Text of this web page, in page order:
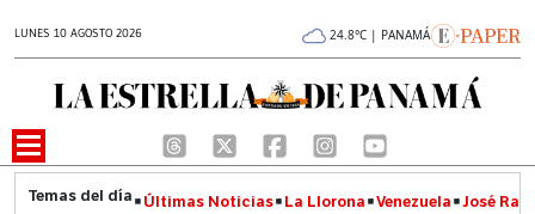
LUNES 10 AGOSTO 2026 24.8°C | PANAMÁ
Últimas Noticias La Llorona Venezuela José